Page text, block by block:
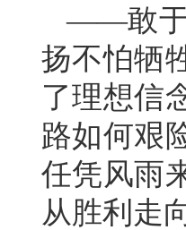
——敢于
扬不怕牺
了理想信
路如何艰
任凭风雨
从胜利走